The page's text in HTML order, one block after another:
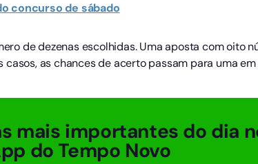
concurso de sábado
de dezenas escolhidas. Uma aposta com oito
casos, as chances de acerto passam para uma
mais importantes do dia
do Tempo Novo